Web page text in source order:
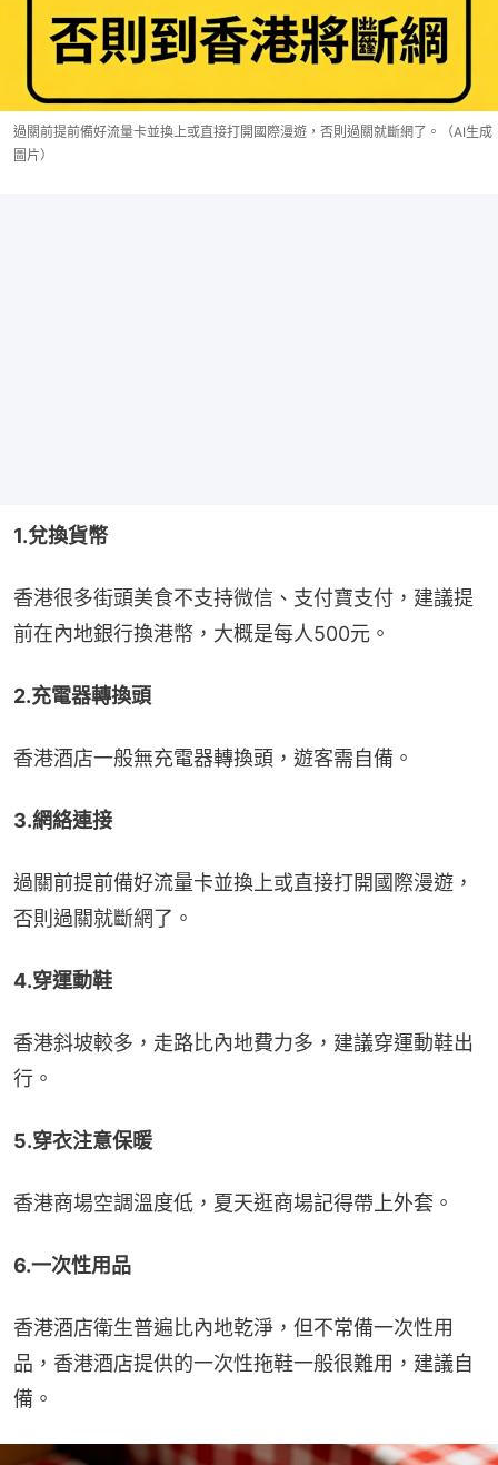
過關前提前備好流量卡並換上或直接打開國際漫遊，否則過關就斷網了。（AI生成
圖片）
1.兌換貨幣
香港很多街頭美食不支持微信、支付寶支付，建議提
前在內地銀行換港幣，大概是每人500元。
2.充電器轉換頭
香港酒店一般無充電器轉換頭，遊客需自備。
3.網絡連接
過關前提前備好流量卡並換上或直接打開國際漫遊，
否則過關就斷網了。
4.穿運動鞋
香港斜坡較多，走路比內地費力多，建議穿運動鞋出
行。
5.穿衣注意保暖
香港商場空調溫度低，夏天逛商場記得帶上外套。
6.一次性用品
香港酒店衛生普遍比內地乾淨，但不常備一次性用
品，香港酒店提供的一次性拖鞋一般很難用，建議自
備。